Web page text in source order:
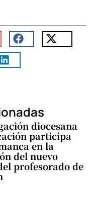
diocesana
participa
en la
del nuevo
profesorado de